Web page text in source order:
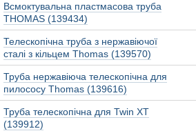
Всмоктувальна пластмасова труба
THOMAS (139434)
Телескопічна труба з нержавіючої
сталі з кільцем Thomas (139570)
Труба нержавіюча телескопічна для
пилососу Thomas (139616)
Труба телескопічна для Twin XT
(139912)